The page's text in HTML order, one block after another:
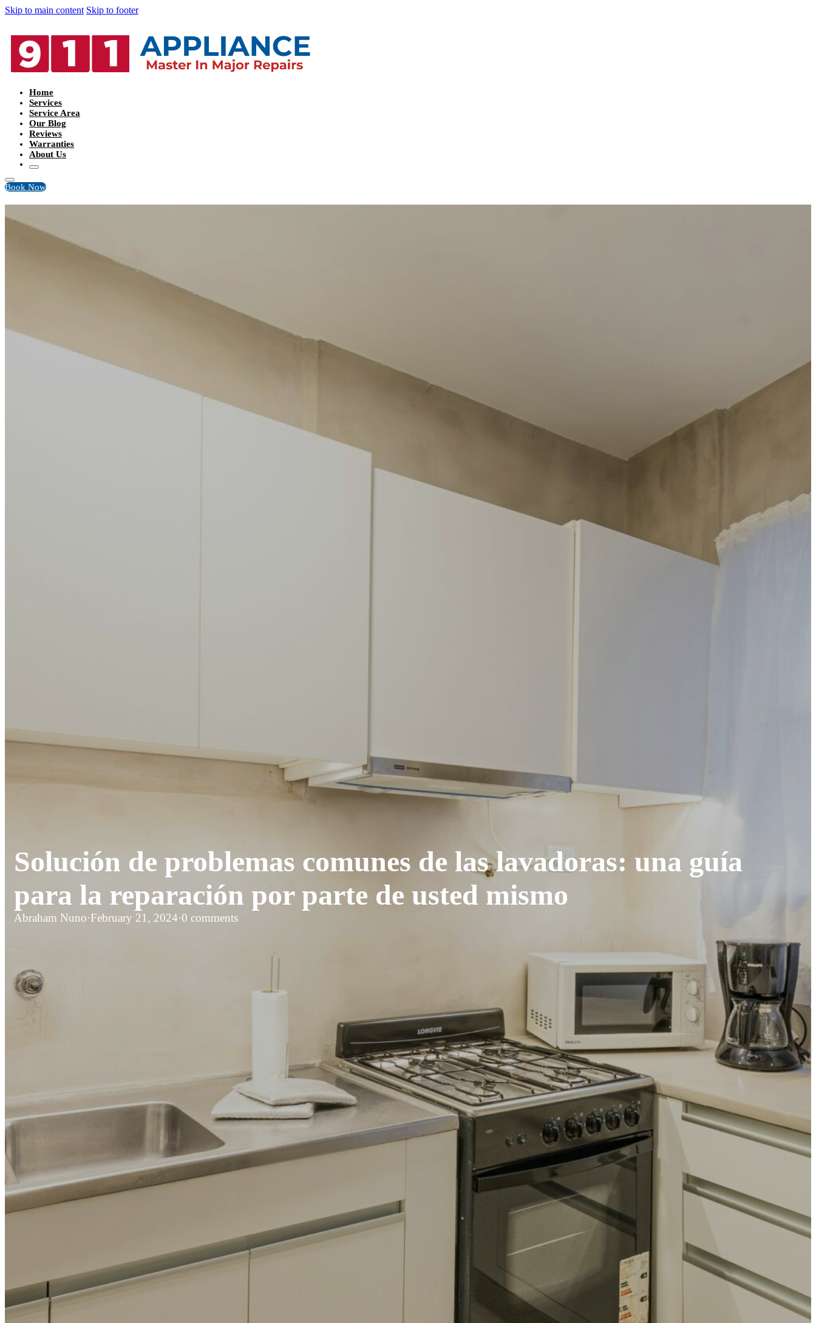
Skip to main content Skip to footer
Home
Services
Service Area
Our Blog
Reviews
Warranties
About Us
Book Now
Solución de problemas comunes de las lavadoras: una guía
para la reparación por parte de usted mismo
Abraham Nuno·February 21, 2024·0 comments